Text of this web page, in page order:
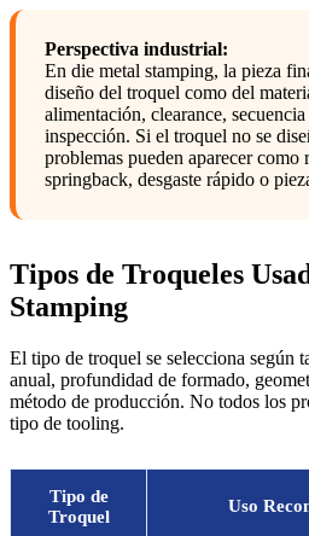
Perspectiva industrial:
En die metal stamping, la pieza
diseño del troquel como del
alimentación, clearance,
inspección. Si el troquel no se
problemas pueden aparecer como
springback, desgaste rápido o
Tipos de Troqueles
Stamping
El tipo de troquel se selecciona según
anual, profundidad de formado,
método de producción. No todos los
tipo de tooling.
Tipo de
Troquel
Uso